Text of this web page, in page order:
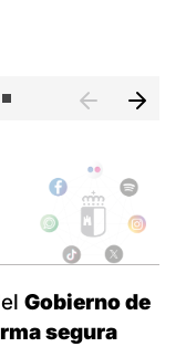
Gobierno de
segura